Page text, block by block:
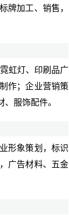
牌加工、销售，
虹灯、印刷品广
作；企业营销策
服饰配件。
形象策划，标识
广告材料、五金